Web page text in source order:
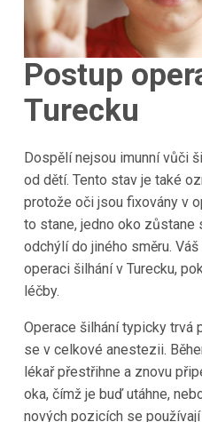
Postup
Turecku
Dospělí nejsou imunní vůči
od dětí. Tento stav je také
protože oči jsou fixovány v
to stane, jedno oko zůstane
odchýlí do jiného směru.
operaci šilhání v Turecku,
léčby.
Operace šilhání typicky trvá
se v celkové anestezii.
lékař přestřihne a znovu
oka, čímž je buď utáhne,
nových pozicích se